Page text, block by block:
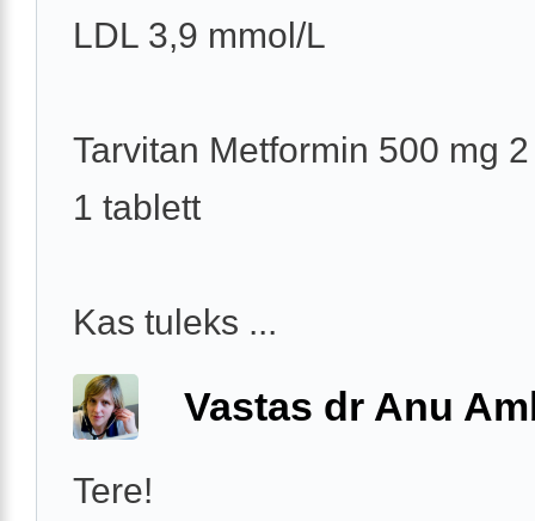
LDL 3,9 mmol/L
Tarvitan Metformin 500 mg
1 tablett
Kas tuleks ...
Vastas dr Anu
Tere!